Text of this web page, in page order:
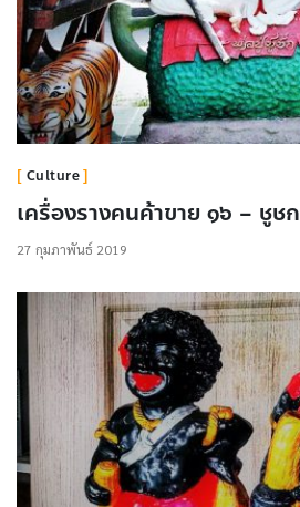
Culture
เครื่องรางคนค้าขาย ๑๖ – ชูชก
27 กุมภาพันธ์ 2019